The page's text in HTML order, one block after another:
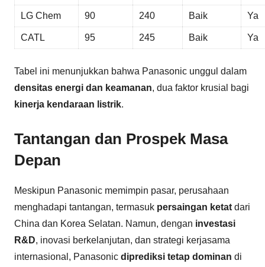
LG Chem 90 240 Baik Ya
CATL 95 245 Baik Ya
Tabel ini menunjukkan bahwa Panasonic unggul dalam
densitas energi dan keamanan, dua faktor krusial bagi
kinerja kendaraan listrik.
Tantangan dan Prospek Masa
Depan
Meskipun Panasonic memimpin pasar, perusahaan
menghadapi tantangan, termasuk persaingan ketat dari
China dan Korea Selatan. Namun, dengan investasi
R&D, inovasi berkelanjutan, dan strategi kerjasama
internasional, Panasonic diprediksi tetap dominan di